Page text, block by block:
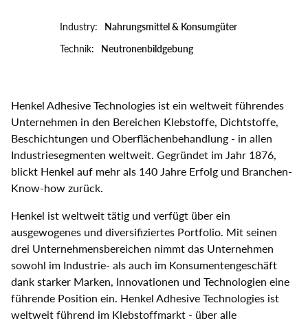
Industry
Nahrungsmittel & Konsumgüter
Technik
Neutronenbildgebung
Henkel Adhesive Technologies ist ein weltweit führendes
Unternehmen in den Bereichen Klebstoffe, Dichtstoffe,
Beschichtungen und Oberflächenbehandlung - in allen
Industriesegmenten weltweit. Gegründet im Jahr 1876,
blickt Henkel auf mehr als 140 Jahre Erfolg und Branchen-
Know-how zurück.
Henkel ist weltweit tätig und verfügt über ein
ausgewogenes und diversifiziertes Portfolio. Mit seinen
drei Unternehmensbereichen nimmt das Unternehmen
sowohl im Industrie- als auch im Konsumentengeschäft
dank starker Marken, Innovationen und Technologien eine
führende Position ein. Henkel Adhesive Technologies ist
weltweit führend im Klebstoffmarkt - über alle